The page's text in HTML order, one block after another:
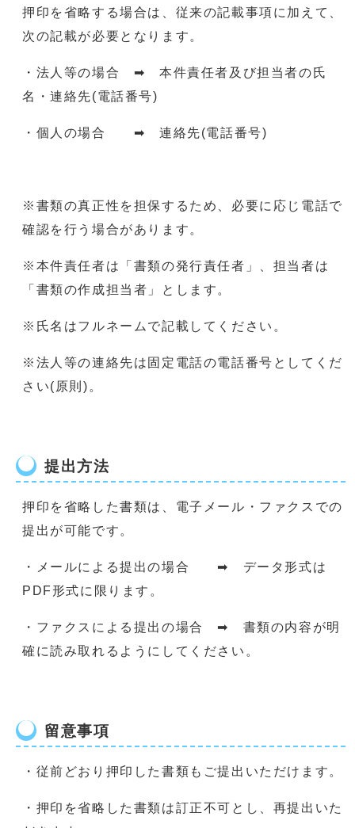
押印を省略する場合は、従来の記載事項に加えて、
次の記載が必要となります。
・法人等の場合 ➡ 本件責任者及び担当者の氏
名・連絡先(電話番号)
・個人の場合 ➡ 連絡先(電話番号)
※書類の真正性を担保するため、必要に応じ電話で
確認を行う場合があります。
※本件責任者は「書類の発行責任者」、担当者は
「書類の作成担当者」とします。
※氏名はフルネームで記載してください。
※法人等の連絡先は固定電話の電話番号としてくだ
さい(原則)。
提出方法
押印を省略した書類は、電子メール・ファクスでの
提出が可能です。
・メールによる提出の場合 ➡ データ形式は
PDF形式に限ります。
・ファクスによる提出の場合 ➡ 書類の内容が明
確に読み取れるようにしてください。
留意事項
・従前どおり押印した書類もご提出いただけます。
・押印を省略した書類は訂正不可とし、再提出いた